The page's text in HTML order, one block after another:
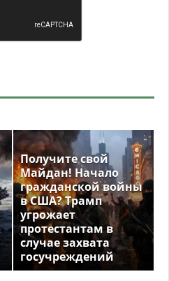
Получите свой
Майдан! Начало
гражданской войны
в США? Трамп
угрожает
протестантам в
случае захвата
госучреждений